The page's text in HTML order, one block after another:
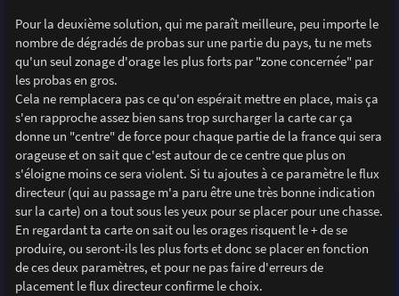
Pour la deuxième solution, qui me paraît meilleure, peu importe le
nombre de dégradés de probas sur une partie du pays, tu ne mets
qu'un seul zonage d'orage les plus forts par "zone concernée" par
les probas en gros.
Cela ne remplacera pas ce qu'on espérait mettre en place, mais ça
s'en rapproche assez bien sans trop surcharger la carte car ça
donne un "centre" de force pour chaque partie de la france qui sera
orageuse et on sait que c'est autour de ce centre que plus on
s'éloigne moins ce sera violent. Si tu ajoutes à ce paramètre le flux
directeur (qui au passage m'a paru être une très bonne indication
sur la carte) on a tout sous les yeux pour se placer pour une chasse.
En regardant ta carte on sait ou les orages risquent le + de se
produire, ou seront-ils les plus forts et donc se placer en fonction
de ces deux paramètres, et pour ne pas faire d'erreurs de
placement le flux directeur confirme le choix.